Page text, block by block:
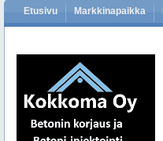
Etusivu Markkinapaikka